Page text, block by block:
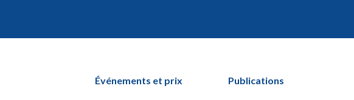
Événements et prix Publications